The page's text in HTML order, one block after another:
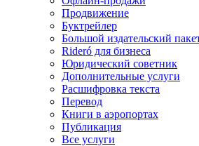
Продвижение
Буктрейлер
Большой издательский
Rideró для бизнеса
Юридический советник
Дополнительные услуги
Расшифровка текста
Перевод
Книги в аэропортах
Публикация
Все услуги